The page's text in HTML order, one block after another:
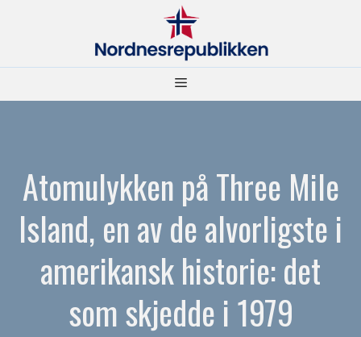
Meny
Atomulykken på Three Mile
Island, en av de alvorligste i
amerikansk historie: det
som skjedde i 1979